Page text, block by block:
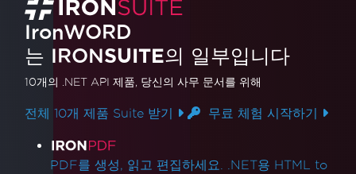
IronWORD
는 IRONSUITE의 일부입니다
10개의 .NET API 제품, 당신의 사무 문서를 위해
전체 10개 제품 Suite 받기 무료 체험 시작하기
제품 링크
PDF를 생성, 읽고 편집하세요. .NET용 HTML to